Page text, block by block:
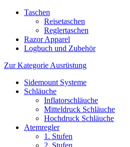
Taschen
Reisetaschen
Reglertaschen
Razor Apparel
Logbuch und Zubehör
Zur Kategorie Ausrüstung
Sidemount Systeme
Schläuche
Inflatorschläuche
Mitteldruck Schläuche
Hochdruck Schläuche
Atemregler
1. Stufen
2. Stufen